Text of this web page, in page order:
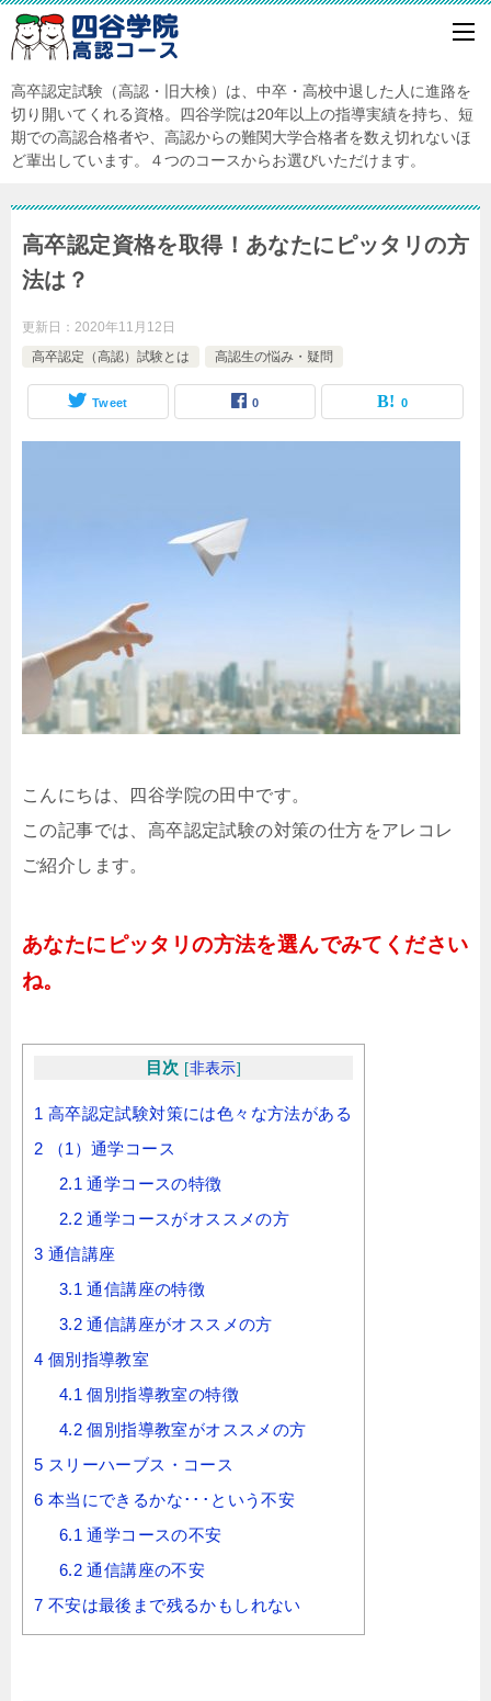
高卒認定試験（高認・旧大検）は、中卒・高校中退した人に進路を
切り開いてくれる資格。四谷学院は20年以上の指導実績を持ち、短
期での高認合格者や、高認からの難関大学合格者を数え切れないほ
ど輩出しています。４つのコースからお選びいただけます。
高卒認定資格を取得！あなたにピッタリの方
法は？
更新日： 2020年11月12日
高卒認定（高認）試験とは
高認生の悩み・疑問
Tweet 0 0
こんにちは、四谷学院の田中です。
この記事では、高卒認定試験の対策の仕方をアレコレ
ご紹介します。
あなたにピッタリの方法を選んでみてください
ね。
目次 [非表示]
1 高卒認定試験対策には色々な方法がある
2 （1）通学コース
2.1 通学コースの特徴
2.2 通学コースがオススメの方
3 通信講座
3.1 通信講座の特徴
3.2 通信講座がオススメの方
4 個別指導教室
4.1 個別指導教室の特徴
4.2 個別指導教室がオススメの方
5 スリーハーブス・コース
6 本当にできるかな･･･という不安
6.1 通学コースの不安
6.2 通信講座の不安
7 不安は最後まで残るかもしれない